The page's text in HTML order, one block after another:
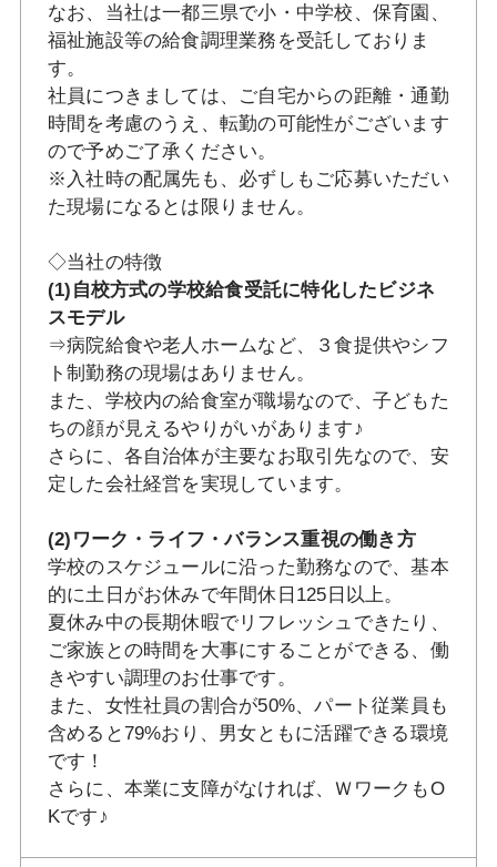
なお、当社は一都三県で小・中学校、保育園、
福祉施設等の給食調理業務を受託しておりま
す。
社員につきましては、ご自宅からの距離・通勤
時間を考慮のうえ、転勤の可能性がございます
ので予めご了承ください。
※入社時の配属先も、必ずしもご応募いただい
た現場になるとは限りません。
◇当社の特徴
(1)自校方式の学校給食受託に特化したビジネ
スモデル
⇒病院給食や老人ホームなど、３食提供やシフ
ト制勤務の現場はありません。
また、学校内の給食室が職場なので、子どもた
ちの顔が見えるやりがいがあります♪
さらに、各自治体が主要なお取引先なので、安
定した会社経営を実現しています。
(2)ワーク・ライフ・バランス重視の働き方
学校のスケジュールに沿った勤務なので、基本
的に土日がお休みで年間休日125日以上。
夏休み中の長期休暇でリフレッシュできたり、
ご家族との時間を大事にすることができる、働
きやすい調理のお仕事です。
また、女性社員の割合が50%、パート従業員も
含めると79%おり、男女ともに活躍できる環境
です！
さらに、本業に支障がなければ、ＷワークもO
Kです♪